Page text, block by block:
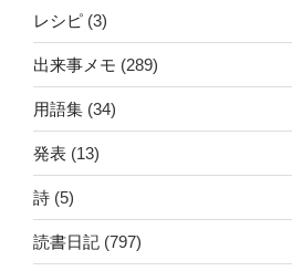
レシピ (3)
出来事メモ (289)
用語集 (34)
発表 (13)
詩 (5)
読書日記 (797)